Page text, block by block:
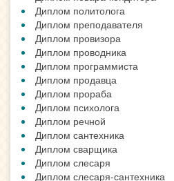
Диплом политолога
Диплом преподавателя
Диплом провизора
Диплом проводника
Диплом программиста
Диплом продавца
Диплом прораба
Диплом психолога
Диплом речной
Диплом сантехника
Диплом сварщика
Диплом слесаря
Диплом слесаря-сантехника